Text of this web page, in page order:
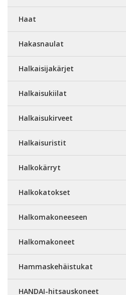
Haat
Hakasnaulat
Halkaisijakärjet
Halkaisukiilat
Halkaisukirveet
Halkaisuristit
Halkokärryt
Halkokatokset
Halkomakoneeseen
Halkomakoneet
Hammaskehäistukat
HANDAI-hitsauskoneet